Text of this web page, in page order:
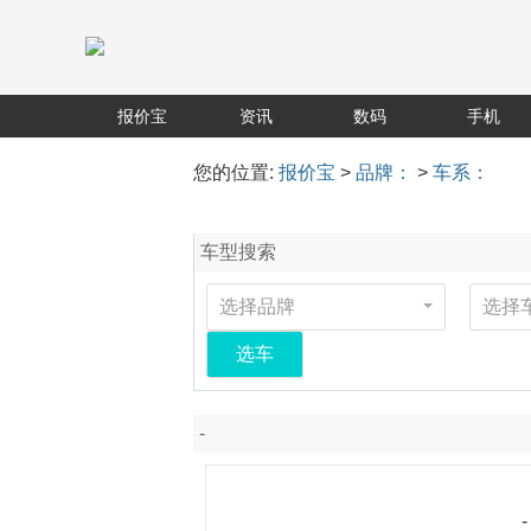
报价宝 资讯 数码 手机
您的位置:报价宝 >品牌： >车系：
车型搜索
选择品牌 选择
选车
-
-